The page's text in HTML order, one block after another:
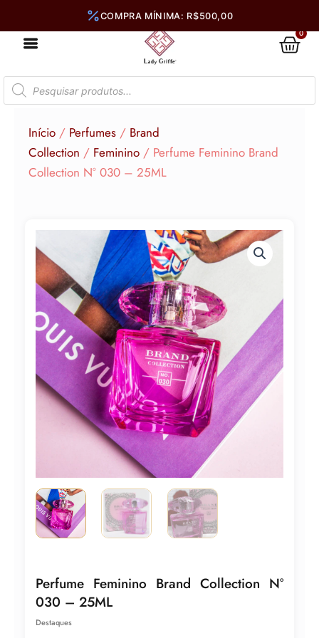
0
Pesquisar
produtos
Início / Perfumes / Brand
Collection / Feminino / Perfume Feminino Brand
Collection N° 030 – 25ML
Perfume Feminino Brand Collection N°
030 – 25ML
Destaques